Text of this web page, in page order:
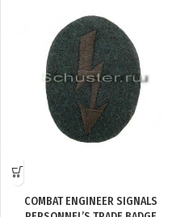
COMBAT ENGINEER SIGNALS